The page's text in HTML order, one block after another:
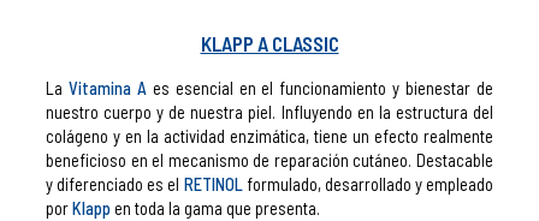
KLAPP A CLASSIC
LaVitamina A es esencial en el funcionamiento y bienestar de
nuestro cuerpo y de nuestra piel. Influyendo en la estructura del
colágeno y en la actividad enzimática, tiene un efecto realmente
beneficioso en el mecanismo de reparación cutáneo. Destacable
y diferenciado es el RETINOLformulado, desarrollado y empleado
porKlapp en toda la gama que presenta.